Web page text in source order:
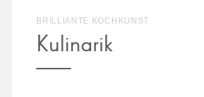
BRILLIANTE KOCHKUNST
Kulinarik